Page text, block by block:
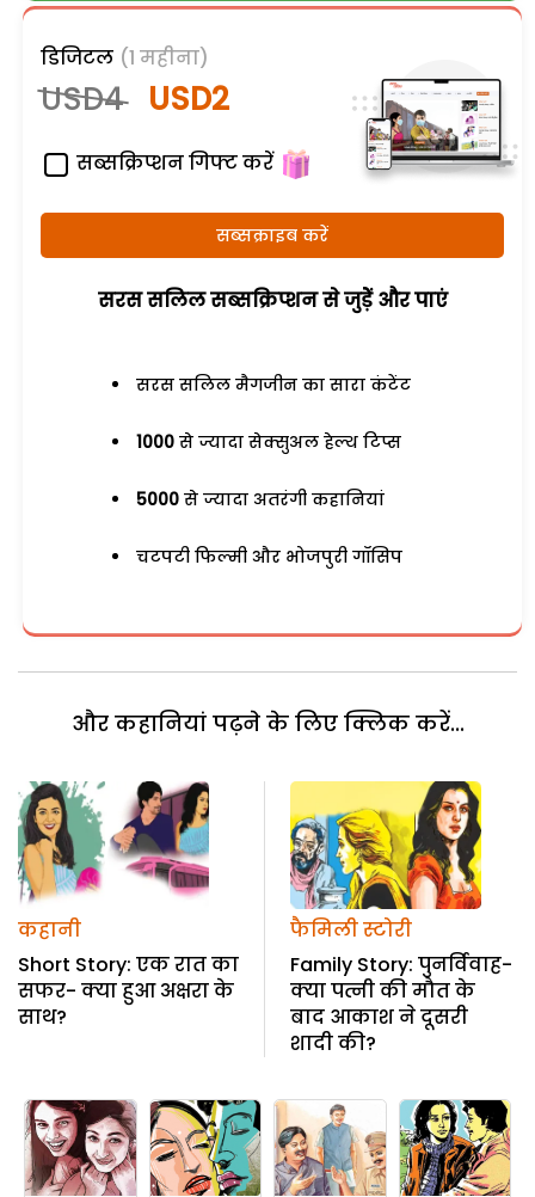
डिजिटल (1 महीना)
USD4 USD2
सब्सक्रिप्शन गिफ्ट करें
सब्सक्राइब करें
सरस सलिल सब्सक्रिप्शन से जुड़ेें और पाएं
सरस सलिल मैगजीन का सारा कंटेंट
1000 से ज्यादा सेक्सुअल हेल्थ टिप्स
5000 से ज्यादा अतरंगी कहानियां
चटपटी फिल्मी और भोजपुरी गॉसिप
और कहानियां पढ़ने के लिए क्लिक करें...
कहानी
Short Story: एक रात का
सफर- क्या हुआ अक्षरा के
साथ?
फैमिली स्टोरी
Family Story: पुनर्विवाह-
क्या पत्नी की मौत के
बाद आकाश ने दूसरी
शादी की?